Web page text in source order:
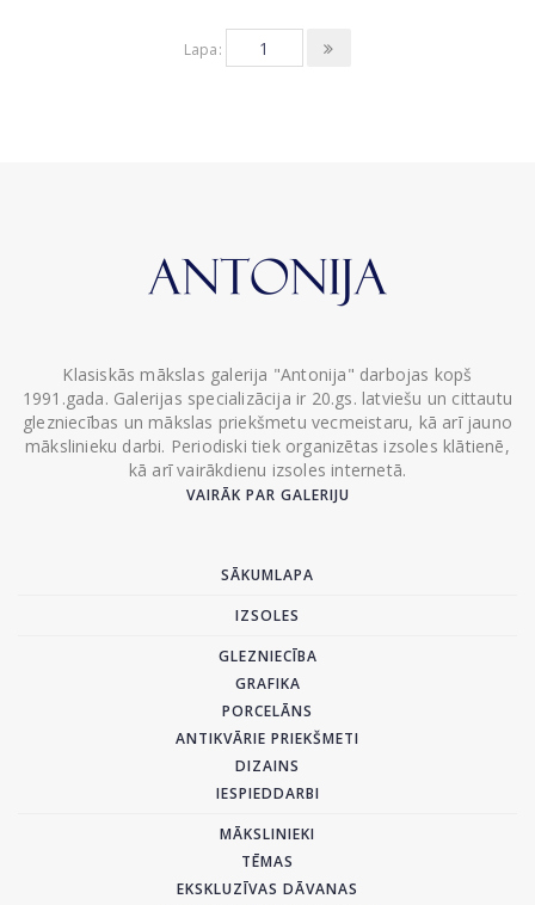
Lapa:
Klasiskās mākslas galerija "Antonija" darbojas kopš
1991.gada. Galerijas specializācija ir 20.gs. latviešu un cittautu
glezniecības un mākslas priekšmetu vecmeistaru, kā arī jauno
mākslinieku darbi. Periodiski tiek organizētas izsoles klātienē,
kā arī vairākdienu izsoles internetā.
VAIRĀK PAR GALERIJU
SĀKUMLAPA
IZSOLES
GLEZNIECĪBA
GRAFIKA
PORCELĀNS
ANTIKVĀRIE PRIEKŠMETI
DIZAINS
IESPIEDDARBI
MĀKSLINIEKI
TĒMAS
EKSKLUZĪVAS DĀVANAS